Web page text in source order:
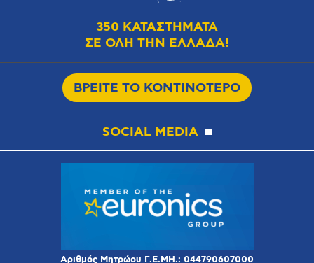
350 ΚΑΤΑΣΤΗΜΑΤΑ
ΣΕ ΟΛΗ ΤΗΝ ΕΛΛΑΔΑ!
ΒΡΕΙΤΕ ΤΟ ΚΟΝΤΙΝΟΤΕΡΟ
SOCIAL MEDIA